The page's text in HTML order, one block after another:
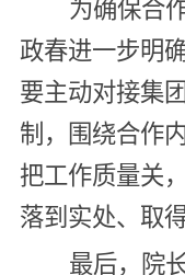
为确保合
政春进一步明
要主动对接集
制，围绕合作
把工作质量关
落到实处、取
最后，院